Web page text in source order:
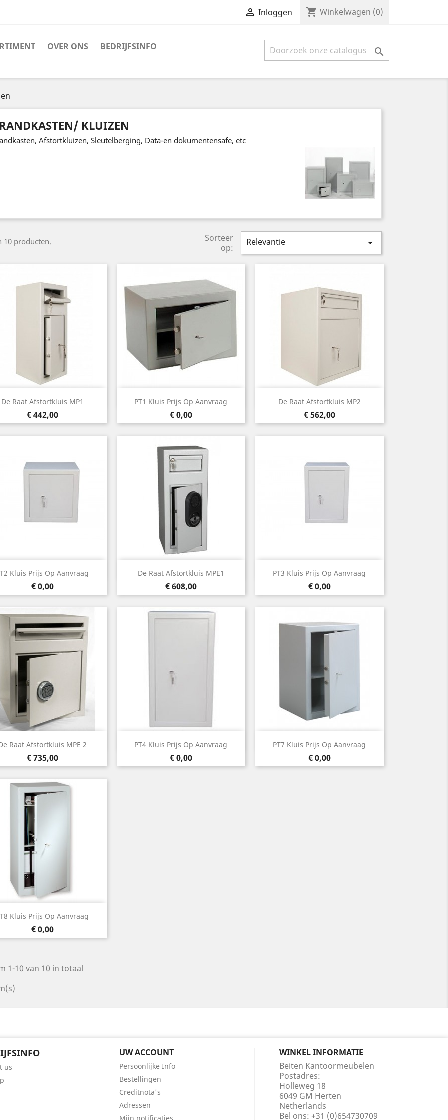
 Inloggen shopping_cart Winkelwagen (0)
OVER ONS BEDRIJFSINFO 
KLUIZEN
Afstortkluizen, Sleutelberging, Data-en dokumentensafe, etc
10 producten.
Sorteer
op:
Relevantie 
De Raat Afstortkluis MP1
Prijs
€ 442,00
Snel bekijken PT1 Kluis Prijs Op Aanvraag
Prijs
€ 0,00
Snel bekijken De Raat Afstortkluis MP2
Prijs
€ 562,00
Snel bekijken
Kluis Prijs Op Aanvraag
Prijs
€ 0,00
Snel bekijken De Raat Afstortkluis MPE1
Prijs
€ 608,00
Snel bekijken PT3 Kluis Prijs Op Aanvraag
Prijs
€ 0,00
Snel bekijken
Raat Afstortkluis MPE 2
Prijs
€ 735,00
Snel bekijken PT4 Kluis Prijs Op Aanvraag
Prijs
€ 0,00
Snel bekijken PT7 Kluis Prijs Op Aanvraag
Prijs
€ 0,00
Snel bekijken
Kluis Prijs Op Aanvraag
Prijs
€ 0,00
Snel bekijken
1-10 van 10 in totaal
us
UW ACCOUNT
Persoonlijke Info
Bestellingen
Creditnota's
Adressen
WINKEL INFORMATIE
Beiten Kantoormeubelen
Postadres:
Holleweg 18
6049 GM Herten
Netherlands
Bel ons: +31 (0)654730709